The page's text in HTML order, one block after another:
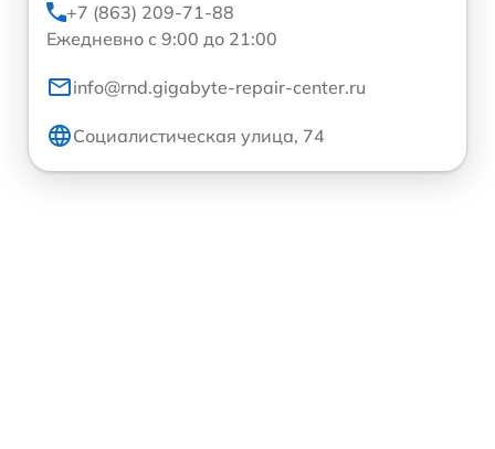
+7 (863) 209-71-88
Ежедневно с 9:00 до 21:00
info@rnd.gigabyte-repair-center.ru
Социалистическая улица, 74